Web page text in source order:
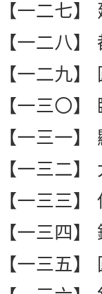
【一二七
【一二八
【一二九
【一三〇
【一三一
【一三二
【一三三
【一三四
【一三五